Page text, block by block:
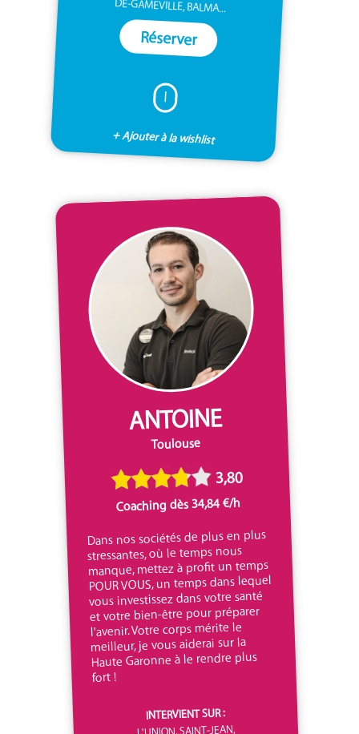
DE-GAMEVILLE, BALMA...
Réserver
I
+ Ajouter à la wishlist
ANTOINE
Toulouse
3,80
Coaching dès 34,84 €/h
Dans nos sociétés de plus en plus
stressantes, où le temps nous
manque, mettez à profit un temps
POUR VOUS, un temps dans lequel
vous investissez dans votre santé
et votre bien-être pour préparer
l'avenir. Votre corps mérite le
meilleur, je vous aiderai sur la
Haute Garonne à le rendre plus
fort !
INTERVIENT SUR :